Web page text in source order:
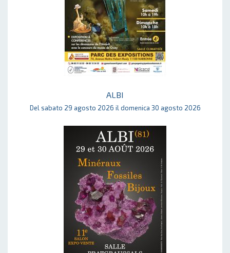
ALBI
Del sabato 29 agosto 2026 il domenica 30 agosto 2026